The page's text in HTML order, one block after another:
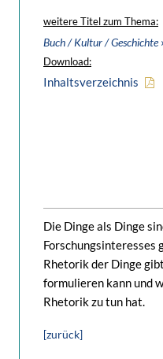
weitere Titel zum Thema:
Buch / Kultur / Geschichte
Download:
Inhaltsverzeichnis
Die Dinge als Dinge
Forschungsinteresses
Rhetorik der Dinge
formulieren kann und
Rhetorik zu tun hat.
[zurück]